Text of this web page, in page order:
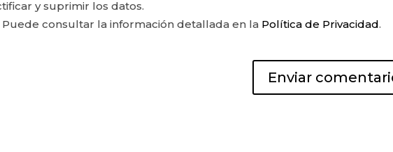
y suprimir los datos.
Puede consultar la información detallada en la Política de Privacidad.